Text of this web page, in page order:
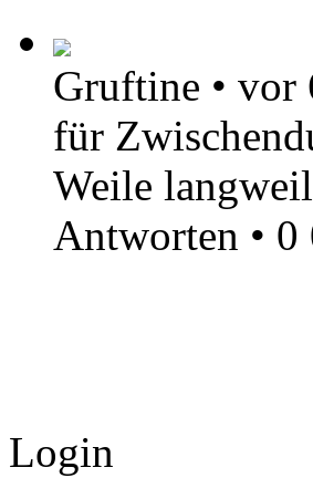
Gruftine • vor
für
Weile
Antworten • 0
Login